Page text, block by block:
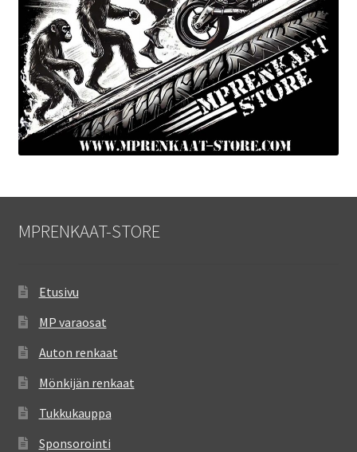
MPRENKAAT-STORE
Etusivu
MP varaosat
Auton renkaat
Mönkijän renkaat
Tukkukauppa
Sponsorointi